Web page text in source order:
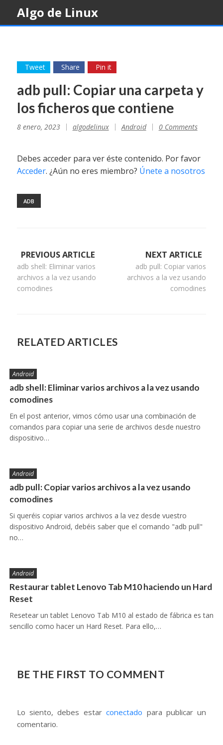
content
Algo de Linux
Tweet Share Pin it
adb pull: Copiar una carpeta y
los ficheros que contiene
8 enero, 2023 algodelinux Android 0 Comments
Debes acceder para ver éste contenido. Por favor
Acceder. ¿Aún no eres miembro? Únete a nosotros
ADB
Navegación
de
entradas
NEXT ARTICLE
adb pull: Copiar varios
archivos a la vez usando
comodines
PREVIOUS ARTICLE
adb shell: Eliminar varios
archivos a la vez usando
comodines
RELATED ARTICLES
Android
adb shell: Eliminar varios archivos a la vez usando
comodines
En el post anterior, vimos cómo usar una combinación de
comandos para copiar una serie de archivos desde nuestro
dispositivo…
Android
adb pull: Copiar varios archivos a la vez usando
comodines
Si queréis copiar varios archivos a la vez desde vuestro
dispositivo Android, debéis saber que el comando "adb pull"
no…
Android
Restaurar tablet Lenovo Tab M10 haciendo un Hard
Reset
Resetear un tablet Lenovo Tab M10 al estado de fábrica es tan
sencillo como hacer un Hard Reset. Para ello,…
BE THE FIRST TO COMMENT
Lo siento, debes estarconectado para publicar un
comentario.